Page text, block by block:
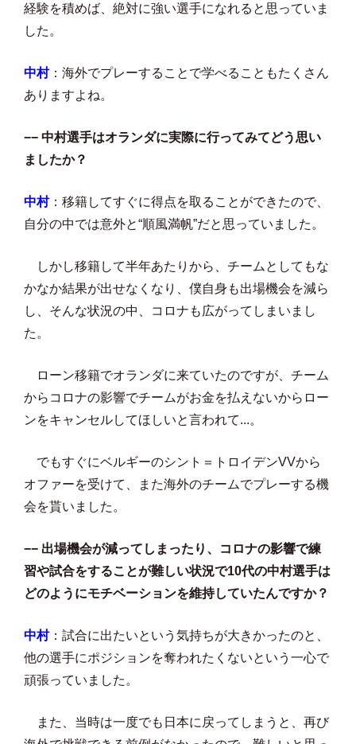
経験を積めば、絶対に強い選手になれると思っていま
した。
中村：海外でプレーすることで学べることもたくさん
ありますよね。
−− 中村選手はオランダに実際に行ってみてどう思い
ましたか？
中村：移籍してすぐに得点を取ることができたので、
自分の中では意外と“順風満帆”だと思っていました。
しかし移籍して半年あたりから、チームとしてもな
かなか結果が出せなくなり、僕自身も出場機会を減ら
し、そんな状況の中、コロナも広がってしまいまし
た。
ローン移籍でオランダに来ていたのですが、チーム
からコロナの影響でチームがお金を払えないからロー
ンをキャンセルしてほしいと言われて...。
でもすぐにベルギーのシント＝トロイデンVVから
オファーを受けて、また海外のチームでプレーする機
会を貰いました。
−− 出場機会が減ってしまったり、コロナの影響で練
習や試合をすることが難しい状況で10代の中村選手は
どのようにモチベーションを維持していたんですか？
中村：試合に出たいという気持ちが大きかったのと、
他の選手にポジションを奪われたくないという一心で
頑張っていました。
また、当時は一度でも日本に戻ってしまうと、再び